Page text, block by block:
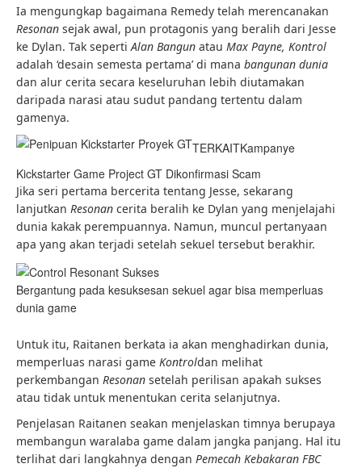
Ia mengungkap bagaimana Remedy telah merencanakan
Resonan sejak awal, pun protagonis yang beralih dari Jesse
ke Dylan. Tak sepertiAlan Bangun atau Max Payne, Kontrol
adalah ‘desain semesta pertama’ di mana bangunan dunia
dan alur cerita secara keseluruhan lebih diutamakan
daripada narasi atau sudut pandang tertentu dalam
gamenya.
TERKAITKampanye
Kickstarter Game Project GT Dikonfirmasi Scam
Jika seri pertama bercerita tentang Jesse, sekarang
lanjutkan Resonan cerita beralih ke Dylan yang menjelajahi
dunia kakak perempuannya. Namun, muncul pertanyaan
apa yang akan terjadi setelah sekuel tersebut berakhir.
Bergantung pada kesuksesan sekuel agar bisa memperluas
dunia game
Untuk itu, Raitanen berkata ia akan menghadirkan dunia,
memperluas narasi game Kontroldan melihat
perkembangan Resonan setelah perilisan apakah sukses
atau tidak untuk menentukan cerita selanjutnya.
Penjelasan Raitanen seakan menjelaskan timnya berupaya
membangun waralaba game dalam jangka panjang. Hal itu
terlihat dari langkahnya dengan Pemecah Kebakaran FBC